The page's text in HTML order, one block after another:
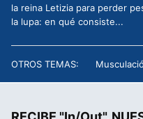
la reina Letizia para perder
la lupa: en qué consiste...
OTROS TEMAS: